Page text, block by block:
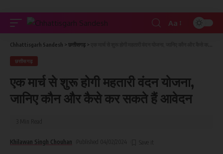
Aa
Chhattisgarh Sandesh > छत्तीसगढ़ >
छत्तीसगढ़
एक मार्च से शुरू होगी महतारी वंदन योजना,
जानिए कौन और कैसे कर सकते हैं आवेदन
Khilawan Singh Chouhan